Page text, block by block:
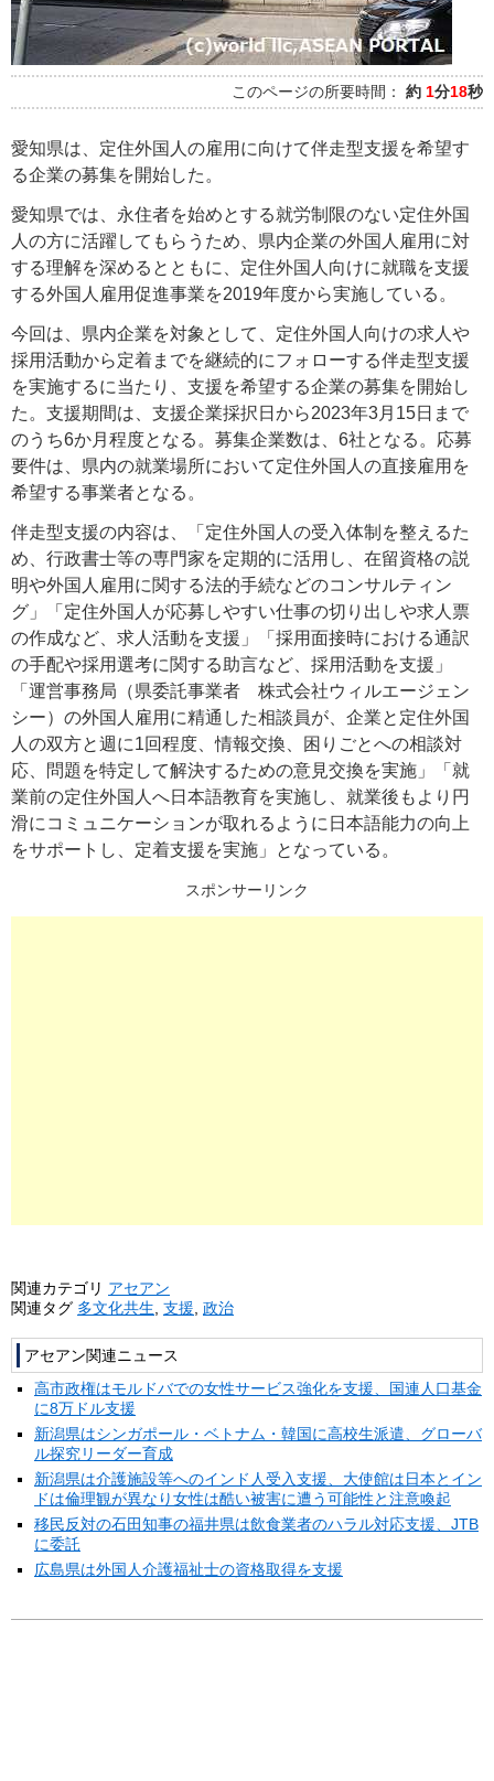
このページの所要時間： 約 1分18秒
愛知県は、定住外国人の雇用に向けて伴走型支援を希望す
る企業の募集を開始した。
愛知県では、永住者を始めとする就労制限のない定住外国
人の方に活躍してもらうため、県内企業の外国人雇用に対
する理解を深めるとともに、定住外国人向けに就職を支援
する外国人雇用促進事業を2019年度から実施している。
今回は、県内企業を対象として、定住外国人向けの求人や
採用活動から定着までを継続的にフォローする伴走型支援
を実施するに当たり、支援を希望する企業の募集を開始し
た。支援期間は、支援企業採択日から2023年3月15日まで
のうち6か月程度となる。募集企業数は、6社となる。応募
要件は、県内の就業場所において定住外国人の直接雇用を
希望する事業者となる。
伴走型支援の内容は、「定住外国人の受入体制を整えるた
め、行政書士等の専門家を定期的に活用し、在留資格の説
明や外国人雇用に関する法的手続などのコンサルティン
グ」「定住外国人が応募しやすい仕事の切り出しや求人票
の作成など、求人活動を支援」「採用面接時における通訳
の手配や採用選考に関する助言など、採用活動を支援」
「運営事務局（県委託事業者 株式会社ウィルエージェン
シー）の外国人雇用に精通した相談員が、企業と定住外国
人の双方と週に1回程度、情報交換、困りごとへの相談対
応、問題を特定して解決するための意見交換を実施」「就
業前の定住外国人へ日本語教育を実施し、就業後もより円
滑にコミュニケーションが取れるように日本語能力の向上
をサポートし、定着支援を実施」となっている。
スポンサーリンク
関連カテゴリ アセアン
関連タグ 多文化共生 支援 政治
アセアン関連ニュース
高市政権はモルドバでの女性サービス強化を支援、国連人口基金
に8万ドル支援
新潟県はシンガポール・ベトナム・韓国に高校生派遣、グローバ
ル探究リーダー育成
新潟県は介護施設等へのインド人受入支援、大使館は日本とイン
ドは倫理観が異なり女性は酷い被害に遭う可能性と注意喚起
移民反対の石田知事の福井県は飲食業者のハラル対応支援、JTB
に委託
広島県は外国人介護福祉士の資格取得を支援